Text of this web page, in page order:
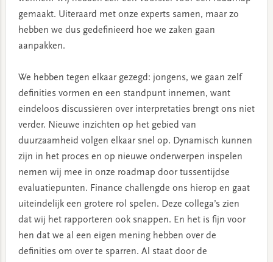
gemaakt. Uiteraard met onze experts samen, maar zo
hebben we dus gedefinieerd hoe we zaken gaan
aanpakken.
We hebben tegen elkaar gezegd: jongens, we gaan zelf
definities vormen en een standpunt innemen, want
eindeloos discussiëren over interpretaties brengt ons niet
verder. Nieuwe inzichten op het gebied van
duurzaamheid volgen elkaar snel op. Dynamisch kunnen
zijn in het proces en op nieuwe onderwerpen inspelen
nemen wij mee in onze roadmap door tussentijdse
evaluatiepunten. Finance challengde ons hierop en gaat
uiteindelijk een grotere rol spelen. Deze collega’s zien
dat wij het rapporteren ook snappen. En het is fijn voor
hen dat we al een eigen mening hebben over de
definities om over te sparren. Al staat door de